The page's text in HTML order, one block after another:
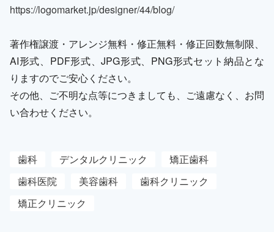
https://logomarket.jp/designer/44/blog/
著作権譲渡・アレンジ無料・修正無料・修正回数無制限、
AI形式、PDF形式、JPG形式、PNG形式セット納品とな
りますのでご安心ください。
その他、ご不明な点等につきましても、ご遠慮なく、お問
い合わせください。
歯科 デンタルクリニック
矯正歯科
歯科医院
美容歯科
歯科クリニック
矯正クリニック